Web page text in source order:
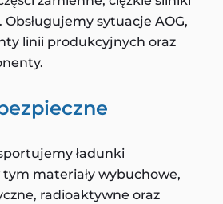
Obsługujemy sytuacje AOG,
linii produkcyjnych oraz
ładunki
materiały wybuchowe,
radioaktywne oraz